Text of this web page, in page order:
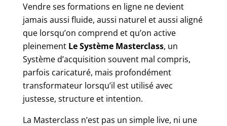
Vendre ses formations en ligne ne devient
jamais aussi fluide, aussi naturel et aussi aligné
que lorsqu’on comprend et qu’on active
pleinement Le Système Masterclass, un
Système d’acquisition souvent mal compris,
parfois caricaturé, mais profondément
transformateur lorsqu’il est utilisé avec
justesse, structure et intention.
La Masterclass n’est pas un simple live, ni une